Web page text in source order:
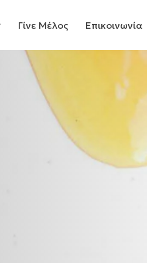
Γίνε Μέλος Επικοινωνία